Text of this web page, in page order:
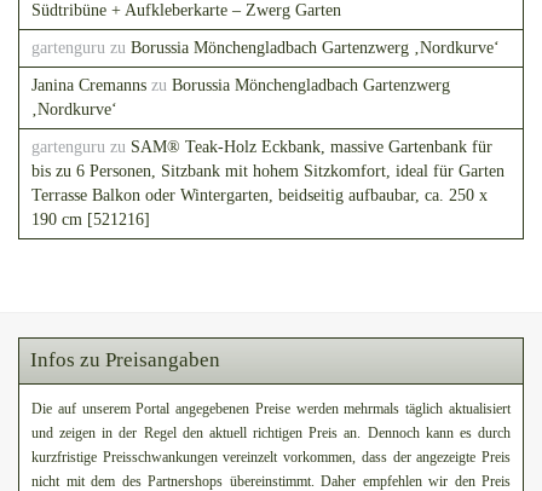
Südtribüne + Aufkleberkarte – Zwerg Garten
gartenguru zu Borussia Mönchengladbach Gartenzwerg ‚Nordkurve‘
Janina Cremanns zu Borussia Mönchengladbach Gartenzwerg
‚Nordkurve‘
gartenguru zu SAM® Teak-Holz Eckbank, massive Gartenbank für
bis zu 6 Personen, Sitzbank mit hohem Sitzkomfort, ideal für Garten
Terrasse Balkon oder Wintergarten, beidseitig aufbaubar, ca. 250 x
190 cm [521216]
Infos zu Preisangaben
Die auf unserem Portal angegebenen Preise werden mehrmals täglich aktualisiert
und zeigen in der Regel den aktuell richtigen Preis an. Dennoch kann es durch
kurzfristige Preisschwankungen vereinzelt vorkommen, dass der angezeigte Preis
nicht mit dem des Partnershops übereinstimmt. Daher empfehlen wir den Preis